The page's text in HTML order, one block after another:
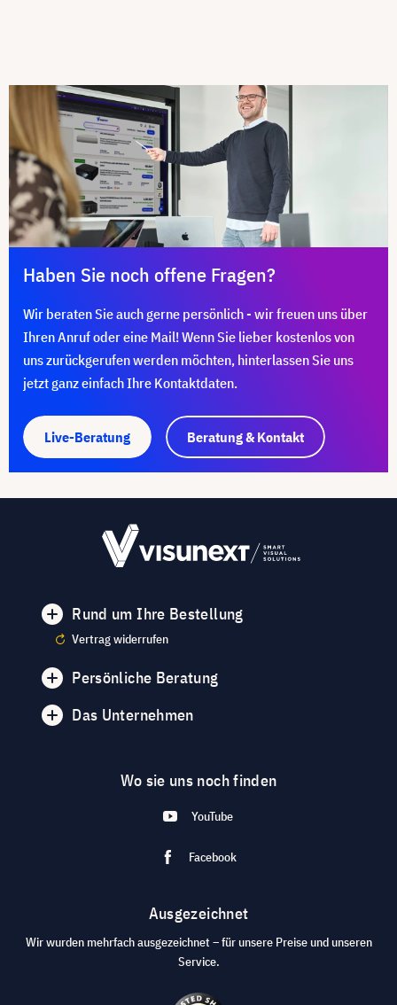
Haben Sie noch offene Fragen?
Wir beraten Sie auch gerne persönlich - wir freuen uns über
Ihren Anruf oder eine Mail! Wenn Sie lieber kostenlos von
uns zurückgerufen werden möchten, hinterlassen Sie uns
jetzt ganz einfach Ihre Kontaktdaten.
Live-Beratung Beratung & Kontakt
Rund um Ihre Bestellung
Vertrag widerrufen
Persönliche Beratung
Das Unternehmen
Wo sie uns noch finden
YouTube
Facebook
Ausgezeichnet
Wir wurden mehrfach ausgezeichnet – für unsere Preise und unseren
Service.